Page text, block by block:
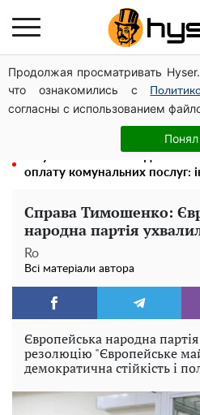
Продолжая просматривать
что ознакомились с
согласны с использованием
Понял
Гола Олена Тополя у цікавих
щелепи: злив відео – було
Повністю гола Анна Трінчер
таких розмірів ви ще не
оплату комунальних послуг:
Справа Тимошенко:
народна партія
Ro
Всі матеріали автора
Європейська народна
резолюцію "Європейське
демократична стійкість і